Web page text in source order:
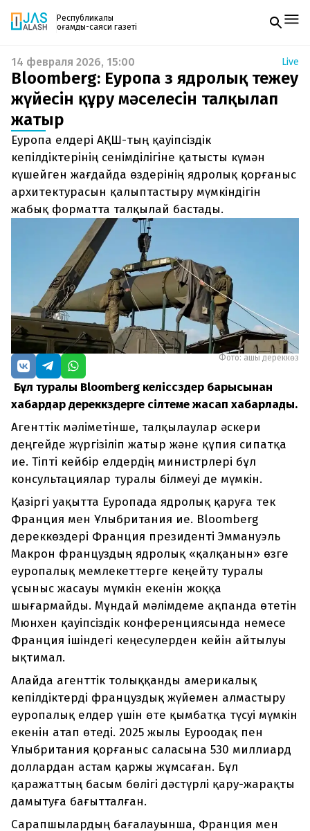
Республикалық
қоғамдық-саяси газеті
Жаңалықтар
Спорт
Live
Руханият
Аймақ
Архив
Заң және тәртіп
Редакциямен байланыс
+7 708 604 51 06
Жарнама бөлімі
+7 701 220 64 52
zhasalash100@gmail.com
Газетке жазылу
PDF форматтағы газетті ай сайын электронды
поштаңызға алып отырыңыз. Жаңа нөмір
шыққан сәтте сізге бірден жіберіледі. Тек email
енгізіңіз, біз қалғанын өзіміз жібереміз.
14 февраля 2026, 15:00 Live
Bloomberg: Еуропа өз ядролық тежеу
жүйесін құру мәселесін талқылап
жатыр
Еуропа елдері АҚШ-тың қауіпсіздік
кепілдіктерінің сенімділігіне қатысты күмән
күшейген жағдайда өздерінің ядролық қорғаныс
архитектурасын қалыптастыру мүмкіндігін
жабық форматта талқылай бастады.
Фото: ашық дереккөз
Бұл туралы Bloomberg келіссөздер барысынан
хабардар дереккөздерге сілтеме жасап хабарлады.
Агенттік мәліметінше, талқылаулар әскери
деңгейде жүргізіліп жатыр және құпия сипатқа
ие. Тіпті кейбір елдердің министрлері бұл
консультациялар туралы білмеуі де мүмкін.
Қазіргі уақытта Еуропада ядролық қаруға тек
Франция мен Ұлыбритания ие. Bloomberg
дереккөздері Франция президенті Эммануэль
Макрон француздың ядролық «қалқанын» өзге
еуропалық мемлекеттерге кеңейту туралы
ұсыныс жасауы мүмкін екенін жоққа
шығармайды. Мұндай мәлімдеме ақпанда өтетін
Мюнхен қауіпсіздік конференциясында немесе
Франция ішіндегі кеңесулерден кейін айтылуы
ықтимал.
Алайда агенттік толыққанды америкалық
кепілдіктерді француздық жүйемен алмастыру
еуропалық елдер үшін өте қымбатқа түсуі мүмкін
екенін атап өтеді. 2025 жылы Еуроодақ пен
Ұлыбритания қорғаныс саласына 530 миллиард
доллардан астам қаржы жұмсаған. Бұл
қаражаттың басым бөлігі дәстүрлі қару-жарақты
дамытуға бағытталған.
Сарапшылардың бағалауынша, Франция мен